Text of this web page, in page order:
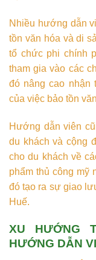
Nhiều hướng dẫn
tồn văn hóa và di
tổ chức phi chính
tham gia vào các
đó nâng cao nhận
của việc bảo tồn
Hướng dẫn viên
du khách và cộng
cho du khách về
phẩm thủ công mỹ
đó tạo ra sự giao
Huế.
XU HƯỚNG
HƯỚNG DẪN